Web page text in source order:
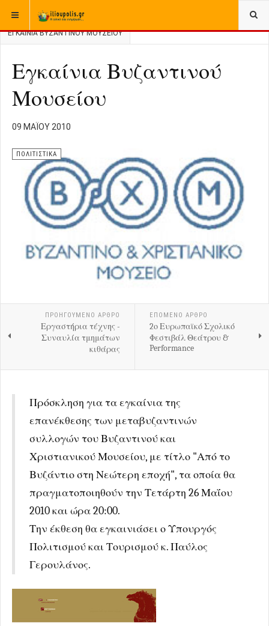
ΒΡΊΣΚΕΣΤΕ ΕΔΏ: ΑΡΧΙΚΉ
ΕΓΚΑΊΝΙΑ ΒΥΖΑΝΤΙΝΟΎ ΜΟΥΣΕΊΟΥ
Εγκαίνια Βυζαντινού
Μουσείου
09 ΜΑΪ́ΟΥ 2010
ΠΟΛΙΤΙΣΤΙΚΑ
ΠΡΟΗΓΟΎΜΕΝΟ ΑΡΘΡΟ
Εργαστήρια τέχνης -
Συναυλία τμημάτων
κιθάρας
ΕΠΟΜΕΝΟ ΑΡΘΡΟ
2ο Ευρωπαϊκό Σχολικό
Φεστιβάλ Θεάτρου &
Performance
Πρόσκληση για τα εγκαίνια της
επανέκθεσης των μεταβυζαντινών
συλλογών του Βυζαντινού και
Χριστιανικού Μουσείου, με τίτλο "Από το
Βυζάντιο στη Νεώτερη εποχή", τα οποία θα
πραγματοποιηθούν την Τετάρτη 26 Μαΐου
2010 και ώρα 20:00.
Την έκθεση θα εγκαινιάσει ο Υπουργός
Πολιτισμού και Τουρισμού κ. Παύλος
Γερουλάνος.